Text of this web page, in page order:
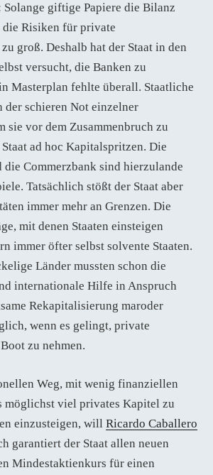
giftige Papiere die Bilanz
Risiken für private
groß. Deshalb hat der Staat in den
versucht, die Banken zu
Masterplan fehlte überall. Staatliche
schieren Not einzelner
sie vor dem Zusammenbruch zu
ad hoc Kapitalspritzen. Die
die Commerzbank sind hierzulande
Tatsächlich stößt der Staat aber
immer mehr an Grenzen. Die
mit denen Staaten einsteigen
immer öfter selbst solvente Staaten.
Länder mussten schon die
internationale Hilfe in Anspruch
Rekapitalisierung maroder
wenn es gelingt, private
zu nehmen.
Weg, mit wenig finanziellen
möglichst viel privates Kapitel zu
einzusteigen, will Ricardo Caballero
garantiert der Staat allen neuen
Mindestaktienkurs für einen